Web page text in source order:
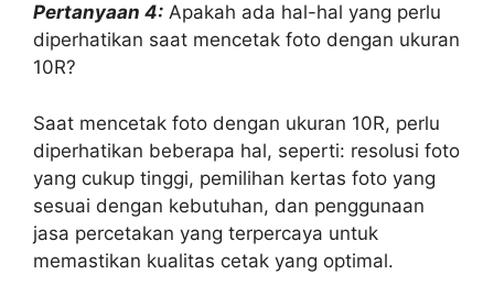
Pertanyaan 4: Apakah ada hal-hal yang perlu
diperhatikan saat mencetak foto dengan ukuran
10R?
Saat mencetak foto dengan ukuran 10R, perlu
diperhatikan beberapa hal, seperti: resolusi foto
yang cukup tinggi, pemilihan kertas foto yang
sesuai dengan kebutuhan, dan penggunaan
jasa percetakan yang terpercaya untuk
memastikan kualitas cetak yang optimal.